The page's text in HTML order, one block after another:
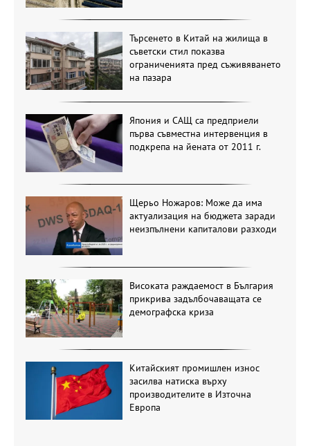
Търсенето в Китай на жилища в
съветски стил показва
ограниченията пред съживяването
на пазара
Япония и САЩ са предприели
първа съвместна интервенция в
подкрепа на йената от 2011 г.
Щерьо Ножаров: Може да има
актуализация на бюджета заради
неизпълнени капиталови разходи
Високата раждаемост в България
прикрива задълбочаващата се
демографска криза
Китайският промишлен износ
засилва натиска върху
производителите в Източна
Европа